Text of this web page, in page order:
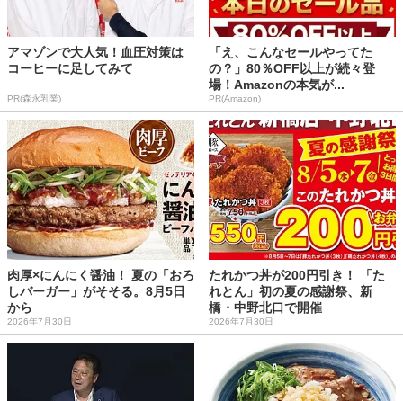
アマゾンで大人気！血圧対策は
コーヒーに足してみて
PR(森永乳業)
「え、こんなセールやってた
の？」80％OFF以上が続々登
場！Amazonの本気が...
PR(Amazon)
肉厚×にんにく醤油！ 夏の「おろ
しバーガー」がそそる。8月5日
から
2026年7月30日
たれかつ丼が200円引き！ 「た
れとん」初の夏の感謝祭、新
橋・中野北口で開催
2026年7月30日